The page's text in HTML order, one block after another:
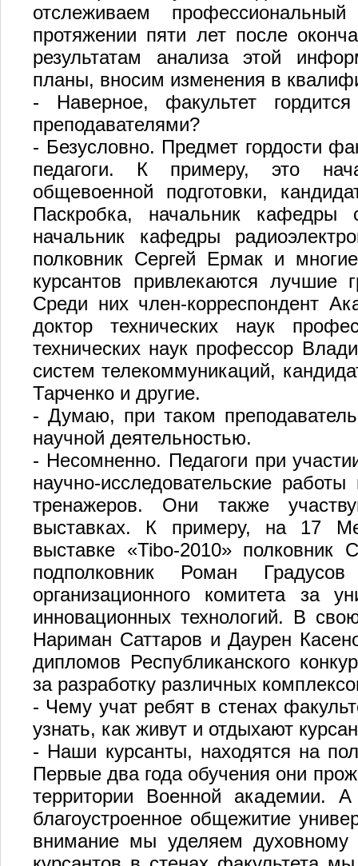
отслеживаем
протяжении пяти лет после
результатам анализа этой
планы, вносим изменения в
- Наверное, факультет
преподавателями?
- Безусловно. Предмет гордости
педагоги. К примеру, это
общевоенной подготовки,
Паскробка, начальник кафедры
начальник кафедры
полковник Сергей Ермак и
курсантов привлекаются лучшие
Среди них член-корреспондент
доктор технических наук
технических наук профессор
систем телекоммуникаций,
Тарченко и другие.
- Думаю, при таком
научной деятельностью.
- Несомненно. Педагоги при
научно-исследовательские
тренажеров. Они также
выставках. К примеру, на 17
выставке «Tibo-2010» полковник
подполковник Роман
организационного комитета за
инновационных технологий. В
Нариман Саттаров и Даурен
дипломов Республиканского
за разработку различных
- Чему учат ребят в стенах
узнать, как живут и отдыхают
- Наши курсанты, находятся на
Первые два года обучения они
территории Военной академии.
благоустроенное общежитие
внимание мы уделяем